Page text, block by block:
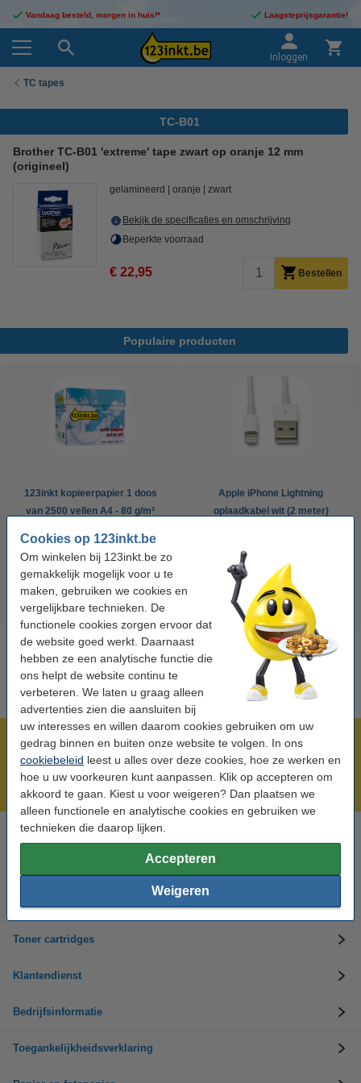
Cookies op 123inkt.be
Om winkelen bij 123inkt.be zo
gemakkelijk mogelijk voor u te
maken, gebruiken we cookies en
vergelijkbare technieken. De
functionele cookies zorgen ervoor dat
de website goed werkt. Daarnaast
hebben ze een analytische functie die
ons helpt de website continu te
verbeteren. We laten u graag alleen
advertenties zien die aansluiten bij
uw interesses en willen daarom cookies gebruiken om uw
gedrag binnen en buiten onze website te volgen. In ons
cookiebeleid leest u alles over deze cookies, hoe ze werken en
hoe u uw voorkeuren kunt aanpassen. Klik op accepteren om
akkoord te gaan. Kiest u voor weigeren? Dan plaatsen we
alleen functionele en analytische cookies en gebruiken we
technieken die daarop lijken.
Accepteren
Weigeren
Vandaag besteld, morgen in huis!* Laagsteprijsgarantie!
Inloggen
TC tapes
TC-B01
Brother TC-B01 'extreme' tape zwart op oranje 12 mm
(origineel)
gelamineerd oranje zwart
Bekijk de specificaties en omschrijving
Beperkte voorraad
€ 22,95 Bestellen
Populaire producten
123inkt kopieerpapier 1 doos
van 2500 vellen A4 - 80 g/m²
Apple iPhone Lightning
oplaadkabel wit (2 meter)
€ 13,95
Meer dan 5 miljoen klanten!
Voor 22.00 uur besteld, morgen in huis!
Laagsteprijsgarantie!
Hulp nodig? Bel ons op +32 (0)9 39 64 123
Op werkdagen van 8.30 tot 17 uur
Inktpatronen
Toner cartridges
Klantendienst
Bedrijfsinformatie
Toegankelijkheidsverklaring